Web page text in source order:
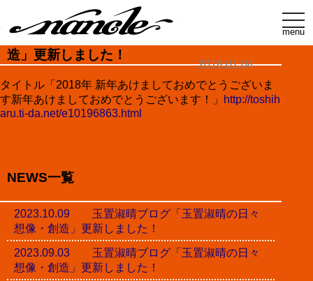
t
o
g
g
menu
玉置淑晴ブログ「玉置淑晴の日々想像・創
造」更新しました！
2018.01.04
タイトル「2018年 新年あけましておめでとうございま
す新年あけましておめでとうございます！」
http://toshih
aru.ti-da.net/e10196863.html
NEWS一覧
2023.10.09 玉置淑晴ブログ「玉置淑晴の日々
想像・創造」更新しました！
2023.09.03 玉置淑晴ブログ「玉置淑晴の日々
想像・創造」更新しました！